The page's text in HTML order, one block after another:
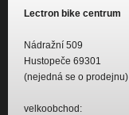
Lectron bike centrum
Nádražní 509
Hustopeče 69301
(nejedná se o prodejnu)
velkoobchod: